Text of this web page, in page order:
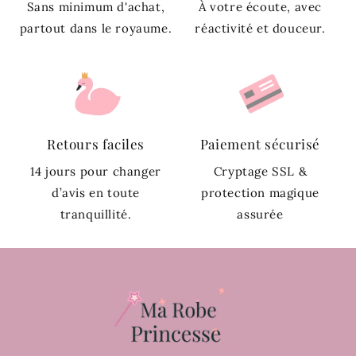
Sans minimum d'achat,
partout dans le royaume.
À votre écoute, avec
réactivité et douceur.
Retours faciles
14 jours pour changer
d’avis en toute
tranquillité.
Paiement sécurisé
Cryptage SSL &
protection magique
assurée